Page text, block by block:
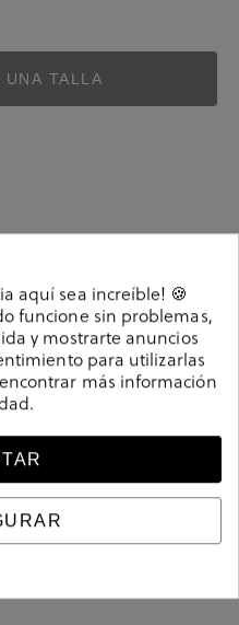
UNA TALLA
negro. Cuña 4,5cm,
La plantilla no es
aquí sea increíble! 🍪
funcione sin problemas,
y mostrarte anuncios
para utilizarlas
más información
.